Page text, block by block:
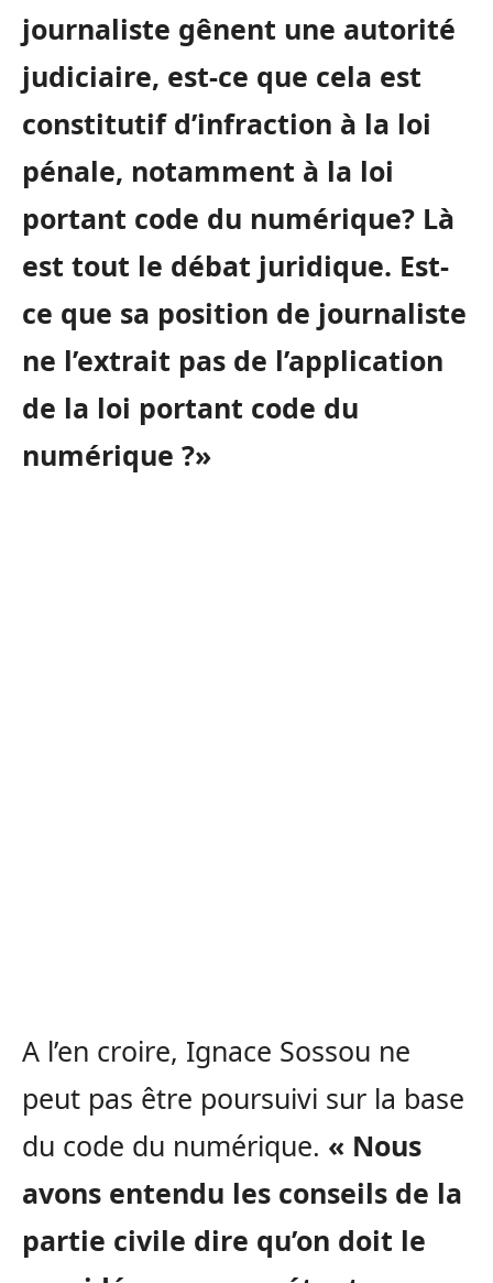
journaliste gênent une autorité
judiciaire, est-ce que cela est
constitutif d’infraction à la loi
pénale, notamment à la loi
portant code du numérique? Là
est tout le débat juridique. Est-
ce que sa position de journaliste
ne l’extrait pas de l’application
de la loi portant code du
numérique ?»
A l’en croire, Ignace Sossou ne
peut pas être poursuivi sur la base
du code du numérique. « Nous
avons entendu les conseils de la
partie civile dire qu’on doit le